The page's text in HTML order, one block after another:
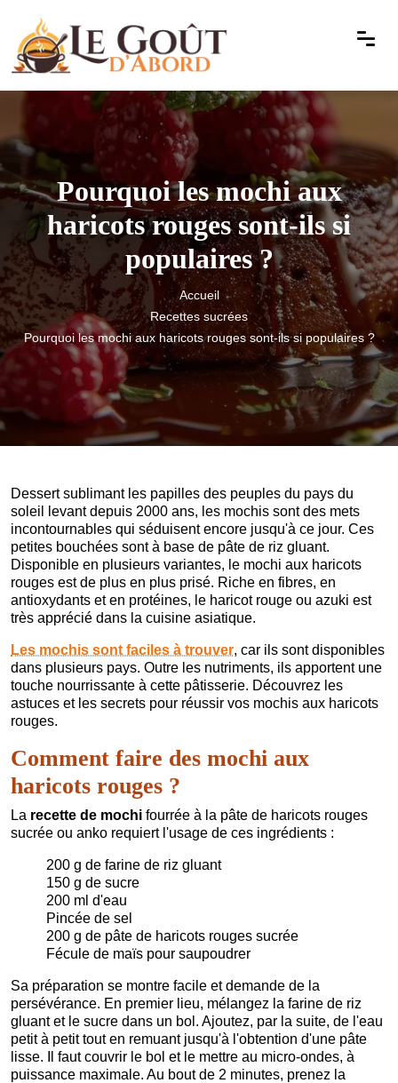
Pourquoi les mochi aux
haricots rouges sont-ils si
populaires ?
Accueil
Recettes sucrées
Pourquoi les mochi aux haricots rouges sont-ils si populaires ?
Dessert sublimant les papilles des peuples du pays du
soleil levant depuis 2000 ans, les mochis sont des mets
incontournables qui séduisent encore jusqu'à ce jour. Ces
petites bouchées sont à base de pâte de riz gluant.
Disponible en plusieurs variantes, le mochi aux haricots
rouges est de plus en plus prisé. Riche en fibres, en
antioxydants et en protéines, le haricot rouge ou azuki est
très apprécié dans la cuisine asiatique.
Les mochis sont faciles à trouver, car ils sont disponibles
dans plusieurs pays. Outre les nutriments, ils apportent une
touche nourrissante à cette pâtisserie. Découvrez les
astuces et les secrets pour réussir vos mochis aux haricots
rouges.
Comment faire des mochi aux
haricots rouges ?
La recette de mochi fourrée à la pâte de haricots rouges
sucrée ou anko requiert l'usage de ces ingrédients :
200 g de farine de riz gluant
150 g de sucre
200 ml d'eau
Pincée de sel
200 g de pâte de haricots rouges sucrée
Fécule de maïs pour saupoudrer
Sa préparation se montre facile et demande de la
persévérance. En premier lieu, mélangez la farine de riz
gluant et le sucre dans un bol. Ajoutez, par la suite, de l'eau
petit à petit tout en remuant jusqu'à l'obtention d'une pâte
lisse. Il faut couvrir le bol et le mettre au micro-ondes, à
puissance maximale. Au bout de 2 minutes, prenez la